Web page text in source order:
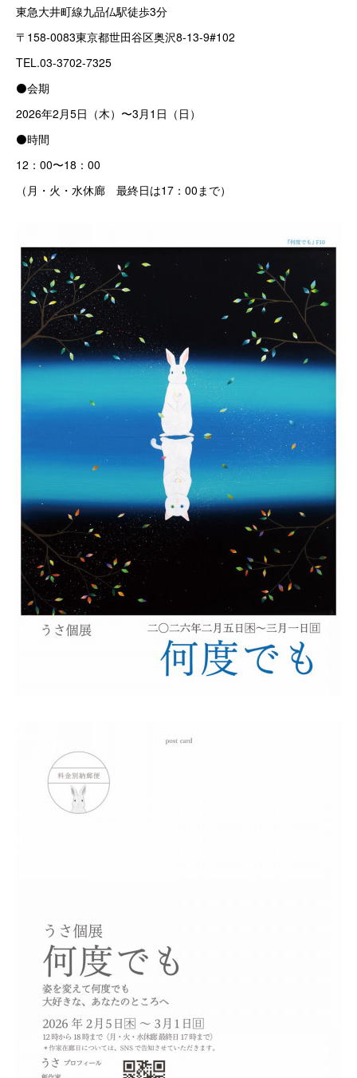
東急大井町線九品仏駅徒歩3分
〒158-0083東京都世田谷区奥沢8-13-9#102
TEL.03-3702-7325
⚫会期
2026年2月5日（木）〜3月1日（日）
⚫時間
12：00〜18：00
（月・火・水休廊 最終日は17：00まで）